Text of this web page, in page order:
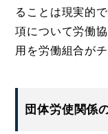
ることは現実的
項について労働
用を労働組合が
団体労使関係